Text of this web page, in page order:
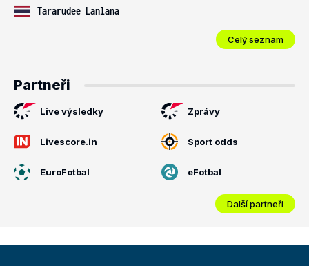
Tararudee Lanlana
Celý seznam
Partneři
Live výsledky Zprávy
Livescore.in Sport odds
EuroFotbal eFotbal
Další partneři